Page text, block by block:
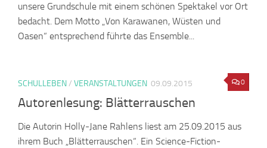
unsere Grundschule mit einem schönen Spektakel vor Ort
bedacht. Dem Motto „Von Karawanen, Wüsten und
Oasen“ entsprechend führte das Ensemble...
0
SCHULLEBEN/ VERANSTALTUNGEN 09.09.2015
Autorenlesung: Blätterrauschen
Die Autorin Holly-Jane Rahlens liest am 25.09.2015 aus
ihrem Buch „Blätterrauschen“. Ein Science-Fiction-